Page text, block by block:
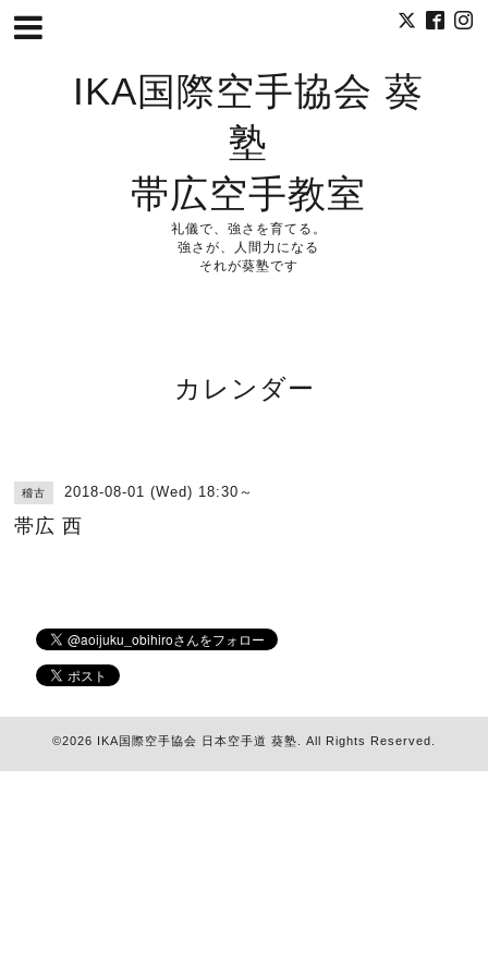
IKA国際空手協会 葵
塾
帯広空手教室
礼儀で、強さを育てる。
強さが、人間力になる
それが葵塾です
カレンダー
稽古 2018-08-01 (Wed) 18:30～
帯広 西
©2026 IKA国際空手協会 日本空手道 葵塾 . All Rights Reserved.